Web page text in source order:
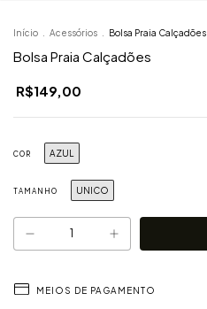
Início Acessórios Bolsa Praia Calçadões
Bolsa Praia Calçadões
R$149,00
COR AZUL
TAMANHO UNICO
MEIOS DE PAGAMENTO